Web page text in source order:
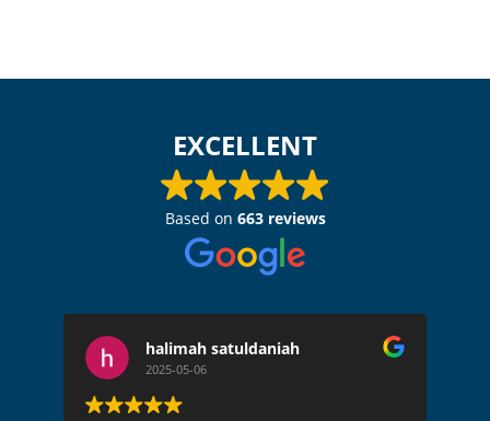
EXCELLENT
Based on 663 reviews
halimah satuldaniah
2025-05-06